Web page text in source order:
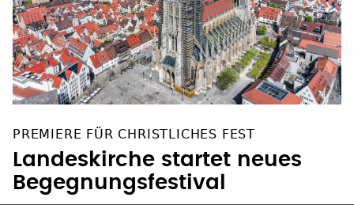
PREMIERE FÜR CHRISTLICHES FEST
Landeskirche startet neues
Begegnungsfestival